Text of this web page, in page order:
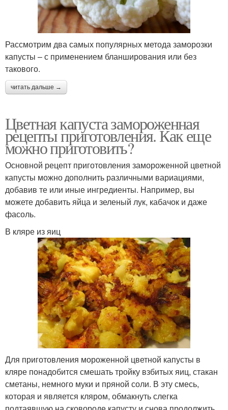
Рассмотрим два самых популярных метода заморозки
капусты – с применением бланширования или без
такового.
читать дальше →
Цветная капуста замороженная
рецепты приготовления. Как еще
можно приготовить?
Основной рецепт приготовления замороженной цветной
капусты можно дополнить различными вариациями,
добавив те или иные ингредиенты. Например, вы
можете добавить яйца и зеленый лук, кабачок и даже
фасоль.
В кляре из яиц
Для приготовления мороженной цветной капусты в
кляре понадобится смешать тройку взбитых яиц, стакан
сметаны, немного муки и пряной соли. В эту смесь,
которая и является кляром, обмакнуть слегка